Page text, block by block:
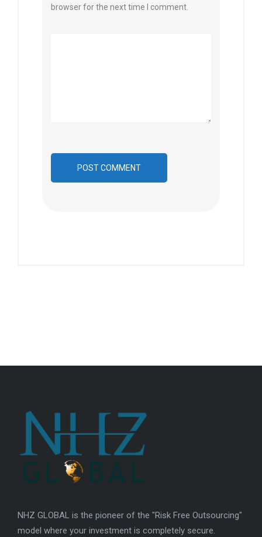
browser for the next time I comment.
NHZ GLOBAL is the pioneer of the "Risk Free Outsourcing"
model where your investment is completely secure.